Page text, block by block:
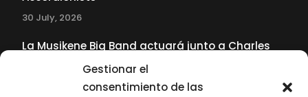
Gestionar el
consentimiento de las
30 July, 2026
La Musikene Big Band actuará junto a Charles
Tolliver en el 61 Jazzaldia